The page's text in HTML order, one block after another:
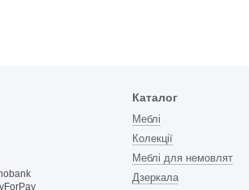
Каталог
Меблі
Колекції
Меблі для немовлят
Дзеркала